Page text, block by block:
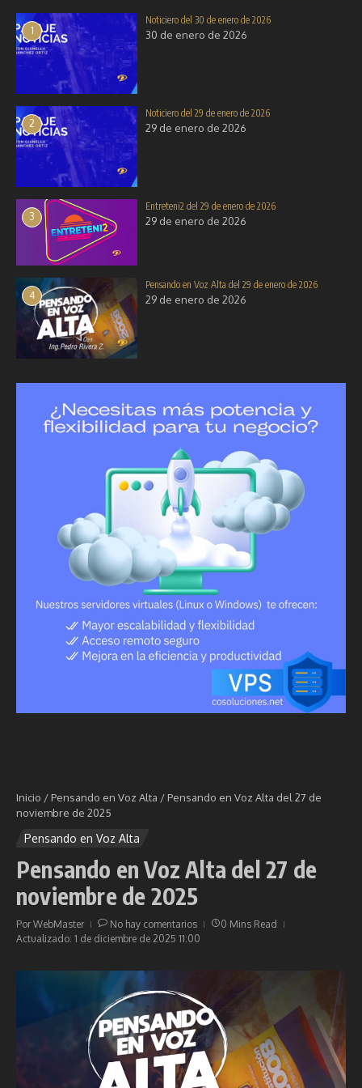
Entreteni2 del 13 de enero de
2026
13 de enero de 2026
La Prefectura Informa del 27 de
septiembre de 2025
1
Noticiero del 30 de enero de 2026
30 de enero de 2026
2
Noticiero del 29 de enero de 2026
29 de enero de 2026
3
Entreteni2 del 29 de enero de 2026
29 de enero de 2026
4
Pensando en Voz Alta del 29 de enero de 2026
29 de enero de 2026
Inicio / Pensando en Voz Alta / Pensando en Voz Alta del 27 de
noviembre de 2025
Pensando en Voz Alta
Pensando en Voz Alta del 27 de
noviembre de 2025
PorWebMaster No hay comentarios
0 Mins Read
Actualizado: 1 de diciembre de 2025 11:00